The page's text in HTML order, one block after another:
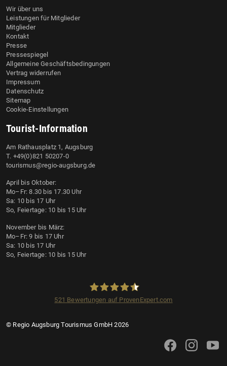
Wir über uns
Leistungen für Mitglieder
Mitglieder
Kontakt
Presse
Pressespiegel
Allgemeine Geschäftsbedingungen
Vertrag widerrufen
Impressum
Datenschutz
Sitemap
Cookie-Einstellungen
Tourist-Information
Am Rathausplatz 1, Augsburg
T. +49(0)821 50207-0
tourismus@regio-augsburg.de
April bis Oktober:
Mo–Fr: 8.30 bis 17.30 Uhr
Sa: 10 bis 17 Uhr
So, Feiertage: 10 bis 15 Uhr
November bis März:
Mo–Fr: 9 bis 17 Uhr
Sa: 10 bis 17 Uhr
So, Feiertage: 10 bis 15 Uhr
521 Bewertungen auf ProvenExpert.com
© Regio Augsburg Tourismus GmbH 2026
Augsburg
Augsburg Tourismus